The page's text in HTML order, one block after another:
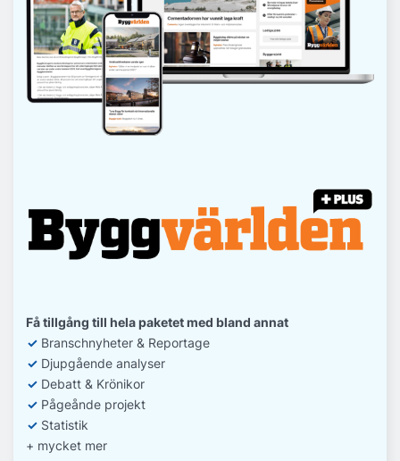
Få tillgång till hela paketet med bland annat
✓ Branschnyheter & Reportage
✓ Djupgående analyser
✓ Debatt & Krönikor
✓ Pågeånde projekt
✓ Statistik
+ mycket mer